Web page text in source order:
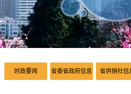
时政要闻 省委省政府信息 省供销社信